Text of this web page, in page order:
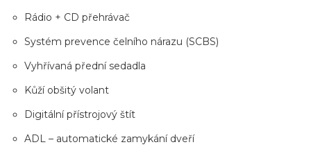
Rádio + CD přehrávač
Systém prevence čelního nárazu (SCBS)
Vyhřívaná přední sedadla
Kůží obšitý volant
Digitální přístrojový štít
ADL – automatické zamykání dveří